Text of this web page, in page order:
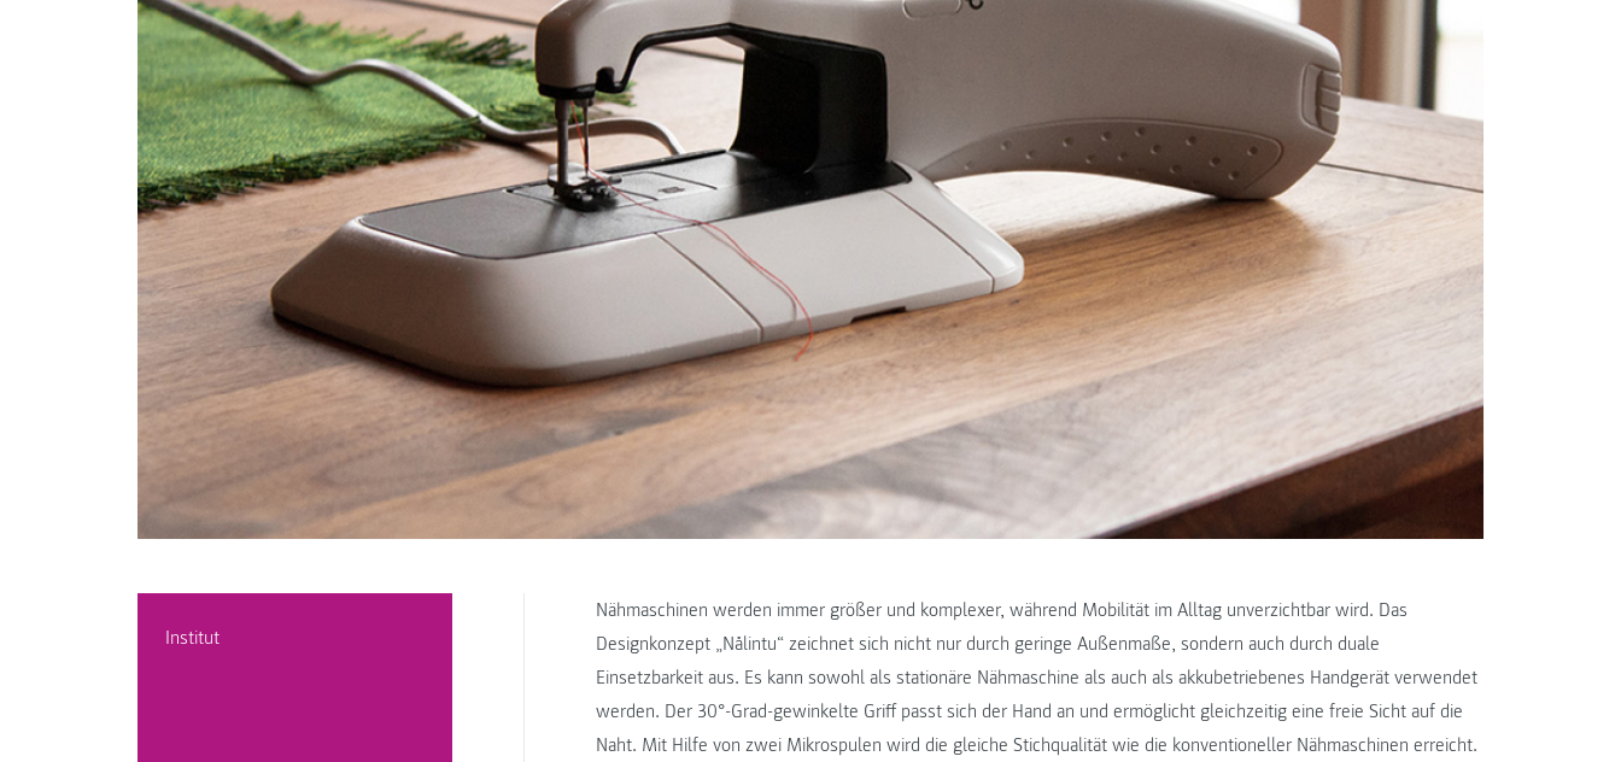
Institut
Nähmaschinen werden immer größer und komplexer, während Mobilität im Alltag unverzichtbar wird. Das
Designkonzept „Nålintu“ zeichnet sich nicht nur durch geringe Außenmaße, sondern auch durch duale
Einsetzbarkeit aus. Es kann sowohl als stationäre Nähmaschine als auch als akkubetriebenes Handgerät verwendet
werden. Der 30°-Grad-gewinkelte Griff passt sich der Hand an und ermöglicht gleichzeitig eine freie Sicht auf die
Naht. Mit Hilfe von zwei Mikrospulen wird die gleiche Stichqualität wie die konventioneller Nähmaschinen erreicht.